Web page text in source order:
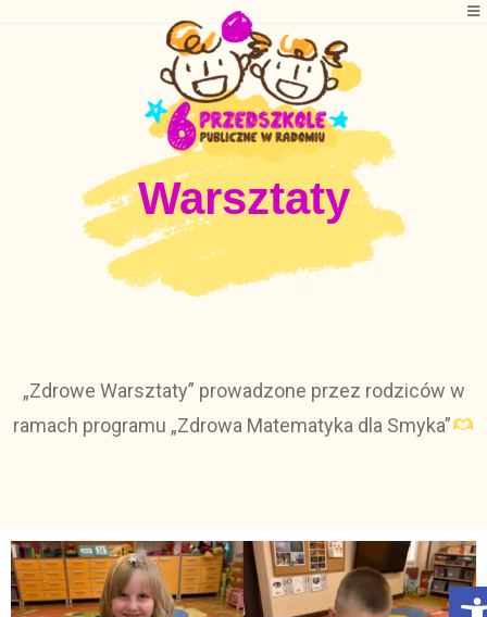
Otwórz Pasek narzędzi
Warsztaty
„Zdrowe Warsztaty” prowadzone przez rodziców w
ramach programu „Zdrowa Matematyka dla Smyka”